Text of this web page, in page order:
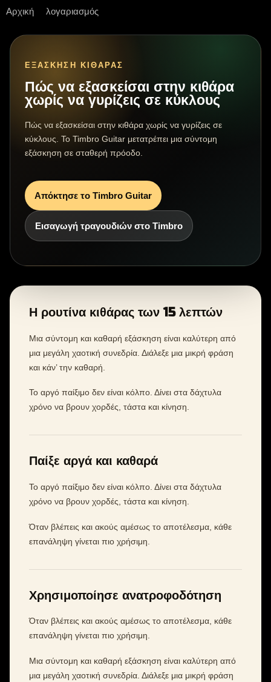
Αρχική λογαριασμός
ΕΞΆΣΚΗΣΗ ΚΙΘΆΡΑΣ
Πώς να εξασκείσαι στην κιθάρα
χωρίς να γυρίζεις σε κύκλους
Πώς να εξασκείσαι στην κιθάρα χωρίς να γυρίζεις σε
κύκλους. Το Timbro Guitar μετατρέπει μια σύντομη
εξάσκηση σε σταθερή πρόοδο.
Απόκτησε το Timbro Guitar
Εισαγωγή τραγουδιών στο Timbro
Η ρουτίνα κιθάρας των 15 λεπτών
Μια σύντομη και καθαρή εξάσκηση είναι καλύτερη από
μια μεγάλη χαοτική συνεδρία. Διάλεξε μια μικρή φράση
και κάν’ την καθαρή.
Το αργό παίξιμο δεν είναι κόλπο. Δίνει στα δάχτυλα
χρόνο να βρουν χορδές, τάστα και κίνηση.
Παίξε αργά και καθαρά
Το αργό παίξιμο δεν είναι κόλπο. Δίνει στα δάχτυλα
χρόνο να βρουν χορδές, τάστα και κίνηση.
Όταν βλέπεις και ακούς αμέσως το αποτέλεσμα, κάθε
επανάληψη γίνεται πιο χρήσιμη.
Χρησιμοποίησε ανατροφοδότηση
Όταν βλέπεις και ακούς αμέσως το αποτέλεσμα, κάθε
επανάληψη γίνεται πιο χρήσιμη.
Μια σύντομη και καθαρή εξάσκηση είναι καλύτερη από
μια μεγάλη χαοτική συνεδρία. Διάλεξε μια μικρή φράση